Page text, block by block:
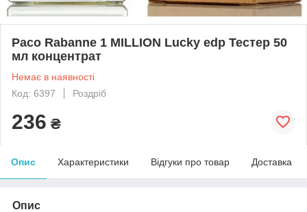
Paco Rabanne 1 MILLION Lucky edp Тестер 50
мл концентрат
Немає в наявності
Код: 6397
Роздріб
236 ₴
Опис Характеристики Відгуки про товар Доставка
Опис